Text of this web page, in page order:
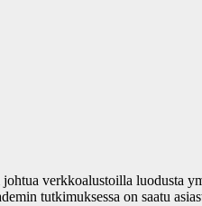
verkkoalustoilla luodusta
tutkimuksessa on saatu